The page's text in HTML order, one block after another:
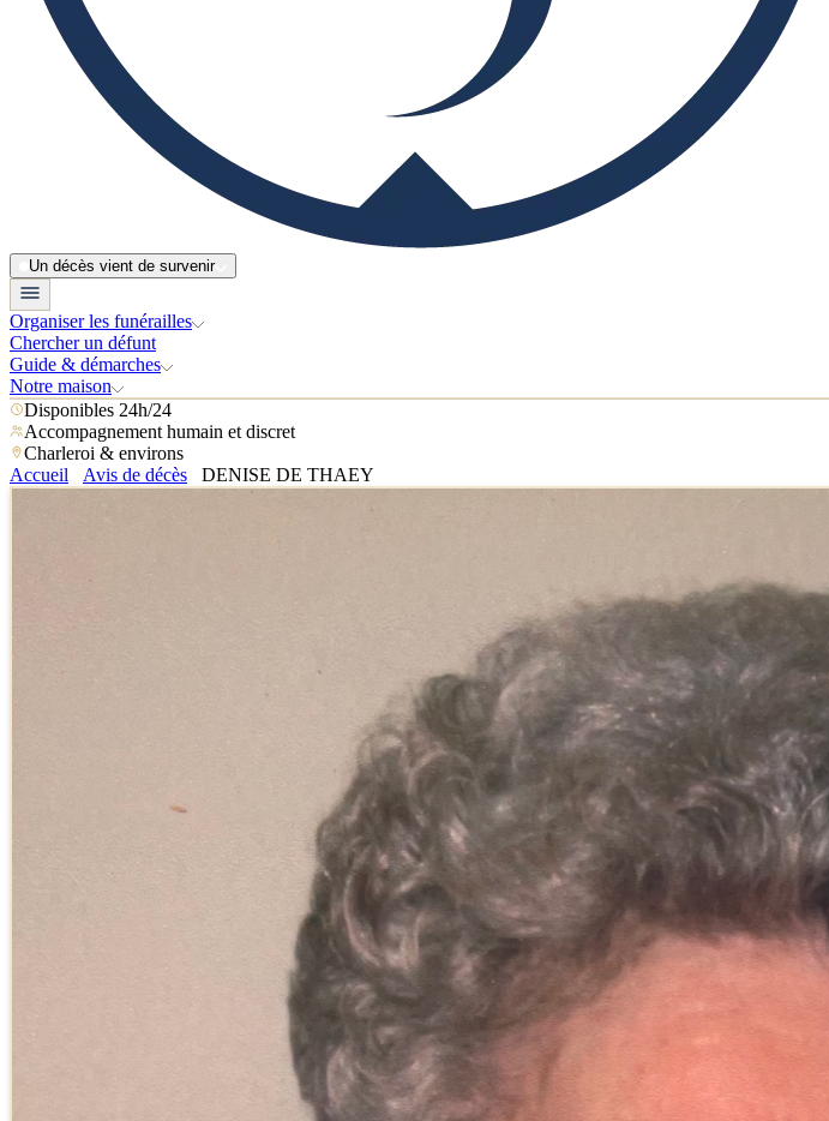
Un décès vient de survenir
Organiser les funérailles
Chercher un défunt
Guide & démarches
Notre maison
Disponibles 24h/24
Accompagnement humain et discret
Charleroi & environs
Accueil
Avis de décès DENISE DE THAEY